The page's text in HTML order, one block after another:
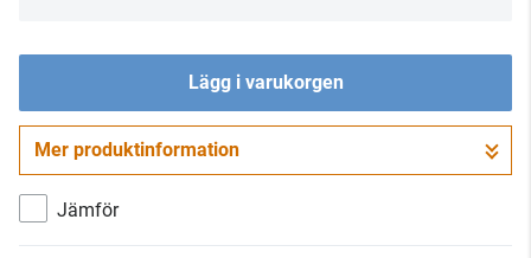
Lägg i varukorgen
Gå till kassan
Mer produktinformation
Jämför